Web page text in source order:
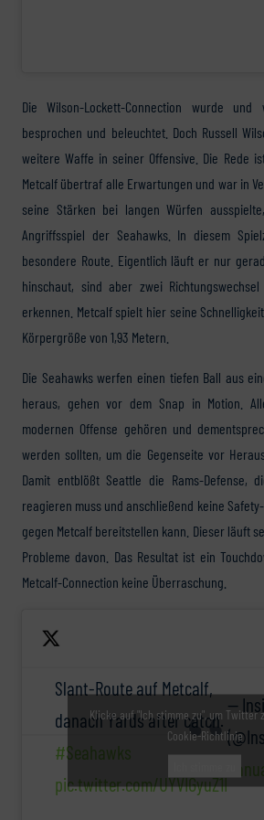
Die Wilson-Lockett-Connection wurde
besprochen und beleuchtet. Doch Russell
weitere Waffe in seiner Offensive. Die Rede
Metcalf übertraf alle Erwartungen und war in
seine Stärken bei langen Würfen
Angriffsspiel der Seahawks. In diesem
besondere Route. Eigentlich läuft er nur
hinschaut, sind aber zwei
erkennen. Metcalf spielt hier seine
Körpergröße von 1,93 Metern.
Die Seahawks werfen einen tiefen Ball aus
heraus, gehen vor dem Snap in Motion.
modernen Offense gehören und
werden sollten, um die Gegenseite vor
Damit entblößt Seattle die Rams-Defense,
reagieren muss und anschließend keine
gegen Metcalf bereitstellen kann. Dieser läuft
Probleme davon. Das Resultat ist ein
Metcalf-Connection keine Überraschung.
Slant-Route auf Metcalf,
danach Yards after catch.
#Seahawks
pic.twitter.com/UYVIGyuZ1I
—
Klicke auf "Ich stimme zu", um Twitter
Cookie-Richtlinie